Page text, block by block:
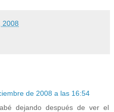
2008
de 2008 a las 16:54
dejando después de ver el